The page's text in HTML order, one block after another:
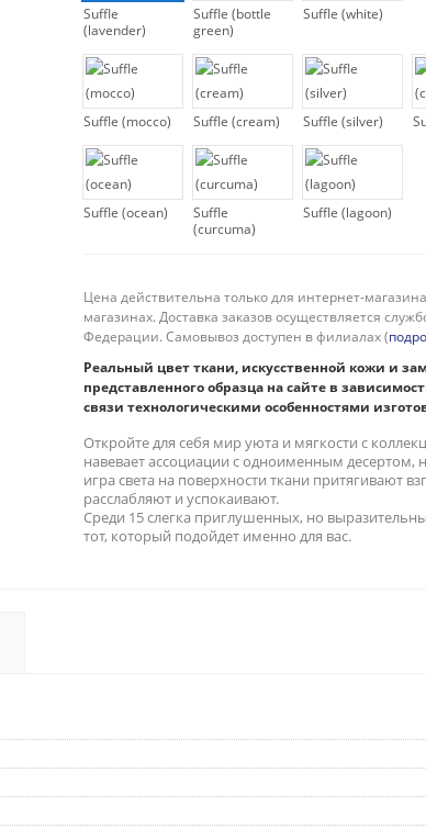
Suffle
(lavender)
Suffle (bottle
green)
Suffle (white)
Suffle (mocco) Suffle (cream) Suffle (silver)
Suffle (ocean)
Suffle
(curcuma)
Suffle (lagoon)
Цена действительна только для интернет-
магазинах. Доставка заказов осуществляется
Федерации. Самовывоз доступен в филиалах (
Реальный цвет ткани, искусственной кожи и
представленного образца на сайте в
связи технологическими особенностями
Откройте для себя мир уюта и мягкости с
навевает ассоциации с одноименным
игра света на поверхности ткани притягивают
расслабляют и успокаивают.
Среди 15 слегка приглушенных, но
тот, который подойдет именно для вас.